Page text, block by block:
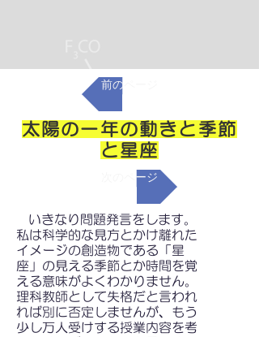
前のページ
太陽の一年の動きと季節
と星座
次のページ
いきなり問題発言をします。
私は科学的な見方とかけ離れた
イメージの創造物である「星
座」の見える季節とか時間を覚
える意味がよくわかりません。
理科教師として失格だと言われ
れば別に否定しませんが、もう
少し万人受けする授業内容を考